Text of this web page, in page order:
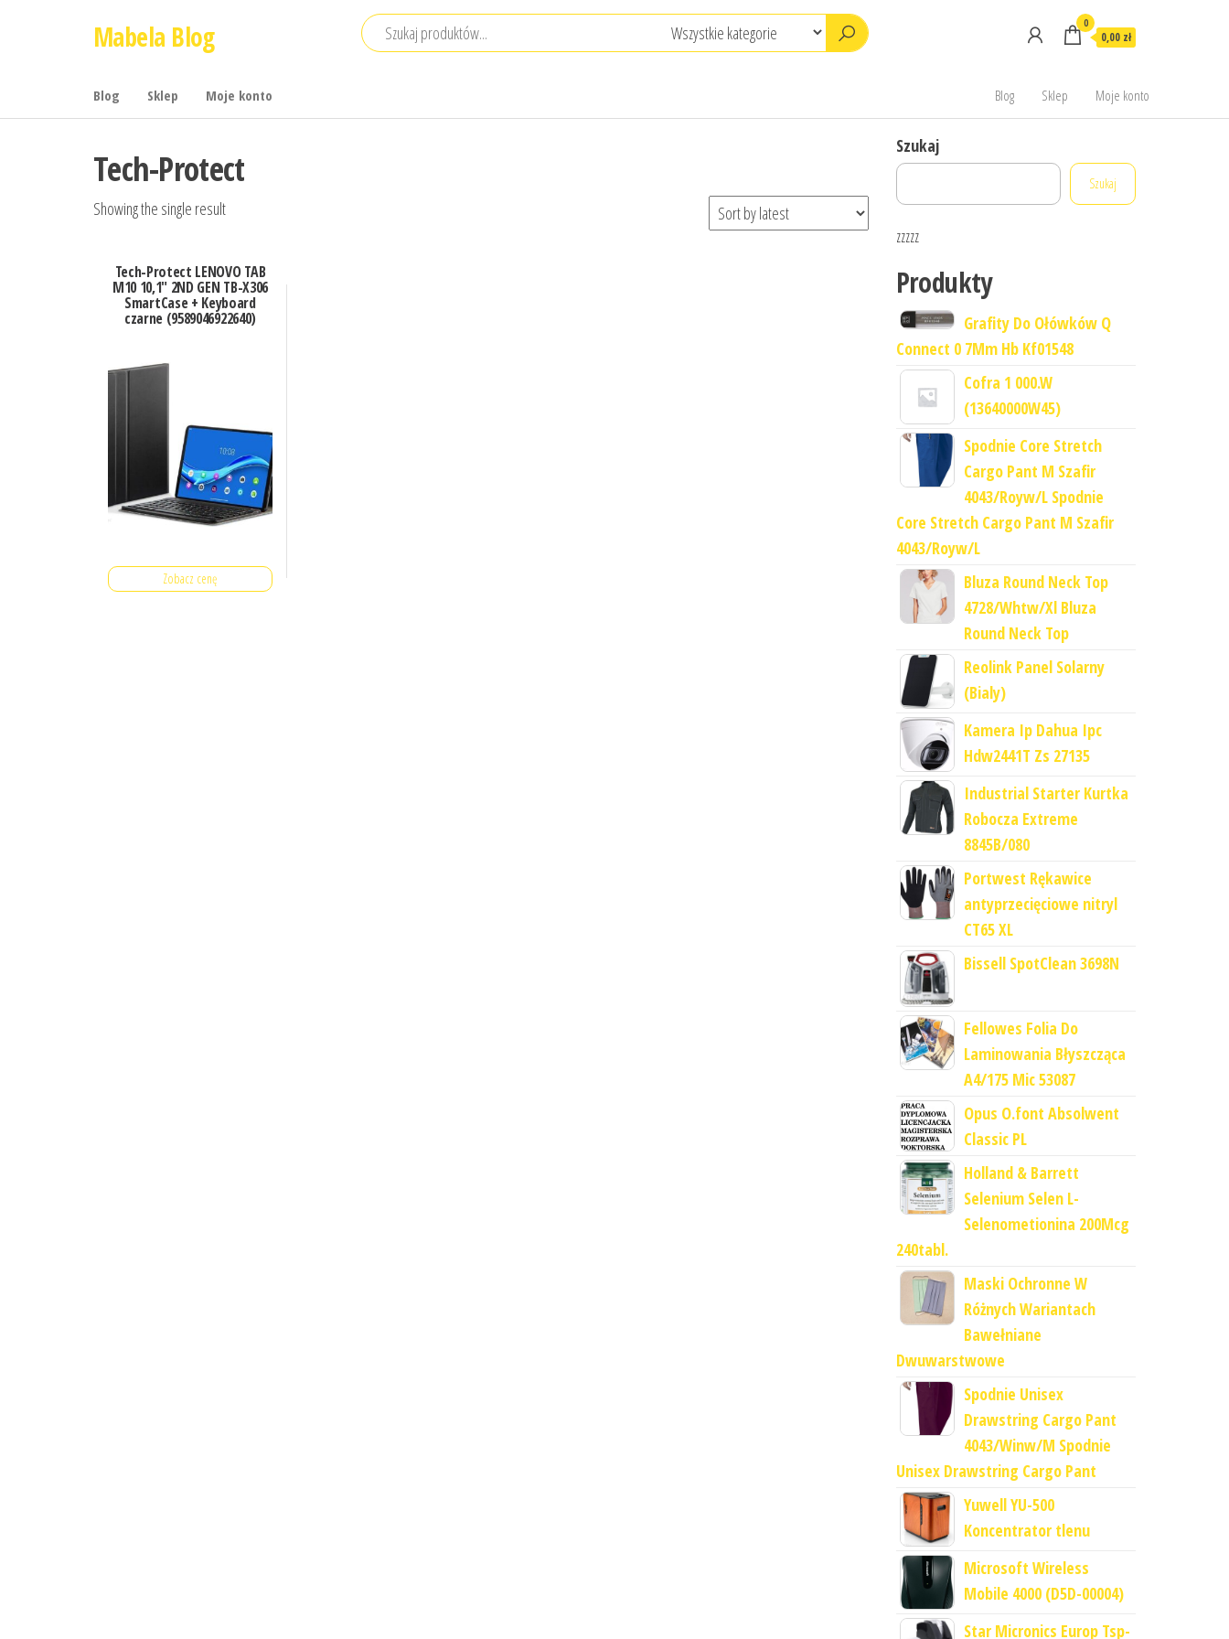
Mabela Blog 0
0,00 zł
Blog Sklep Moje konto Blog Sklep Moje konto
Tech-Protect
Showing the single result
Tech-Protect LENOVO TAB
M10 10,1″ 2ND GEN TB-X306
SmartCase + Keyboard
czarne (9589046922640)
Zobacz cenę
Szukaj
Szukaj
zzzzz
Produkty
Grafity Do Ołówków Q
Connect 0 7Mm Hb Kf01548
Cofra 1 000.W
(13640000W45)
Spodnie Core Stretch
Cargo Pant M Szafir
4043/Royw/L Spodnie
Core Stretch Cargo Pant M Szafir
4043/Royw/L
Bluza Round Neck Top
4728/Whtw/Xl Bluza
Round Neck Top
Reolink Panel Solarny
(Bialy)
Kamera Ip Dahua Ipc
Hdw2441T Zs 27135
Industrial Starter Kurtka
Robocza Extreme
8845B/080
Portwest Rękawice
antyprzecięciowe nitryl
CT65 XL
Bissell SpotClean 3698N
Fellowes Folia Do
Laminowania Błyszcząca
A4/175 Mic 53087
Opus O.font Absolwent
Classic PL
Holland & Barrett
Selenium Selen L-
Selenometionina 200Mcg
240tabl.
Maski Ochronne W
Różnych Wariantach
Bawełniane
Dwuwarstwowe
Spodnie Unisex
Drawstring Cargo Pant
4043/Winw/M Spodnie
Unisex Drawstring Cargo Pant
Yuwell YU-500
Koncentrator tlenu
Microsoft Wireless
Mobile 4000 (D5D-00004)
Star Micronics Europ Tsp-